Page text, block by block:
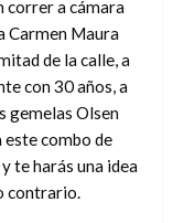
correr a cámara
Carmen Maura
de la calle, a
con 30 años, a
gemelas Olsen
combo de
te harás una idea
contrario.